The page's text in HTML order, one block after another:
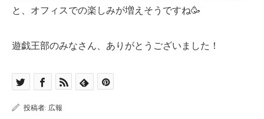
と、オフィスでの楽しみが増えそうですね🥳
遊戯王部のみなさん、ありがとうございました！
投稿者: 広報